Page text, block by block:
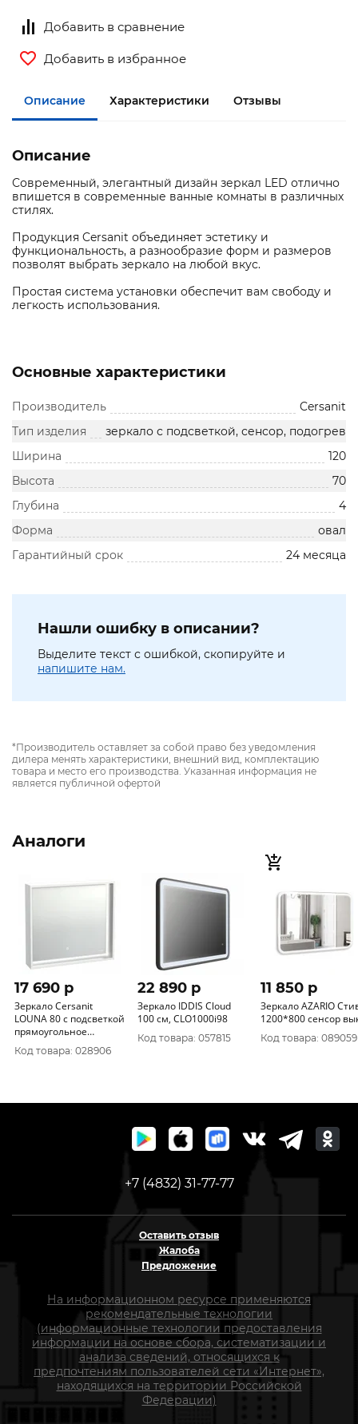
Добавить в сравнение
Добавить в избранное
Описание Характеристики Отзывы
Описание
Современный, элегантный дизайн зеркал LED отлично
впишется в современные ванные комнаты в различных
стилях.
Продукция Cersanit объединяет эстетику и
функциональность, а разнообразие форм и размеров
позволят выбрать зеркало на любой вкус.
Простая система установки обеспечит вам свободу и
легкость использования.
Основные характеристики
Производитель
Cersanit
Тип изделия
зеркало с подсветкой, сенсор, подогрев
Ширина
120
Высота
70
Глубина
4
Форма
овал
Гарантийный срок
24 месяца
Нашли ошибку в описании?
Выделите текст с ошибкой, скопируйте и
напишите нам.
*Производитель оставляет за собой право без уведомления
дилера менять характеристики, внешний вид, комплектацию
товара и место его производства. Указанная информация не
является публичной офертой
Аналоги
17 690 p
Зеркало Cersanit
LOUNA 80 с подсветкой
прямоугольное
универсальная белый
Код товара: 028906
22 890 p
Зеркало IDDIS Cloud
100 см, CLO1000i98
Код товара: 057815
11 850 p
Зеркало AZARIO
1200*800 сенсор
Код товара: 089059
+7 (4832) 31-77-77
Оставить отзыв
Жалоба
Предложение
На информационном ресурсе применяются
рекомендательные технологии
(информационные технологии предоставления
информации на основе сбора, систематизации и
анализа сведений, относящихся к
предпочтениям пользователей сети «Интернет»,
находящихся на территории Российской
Федерации)